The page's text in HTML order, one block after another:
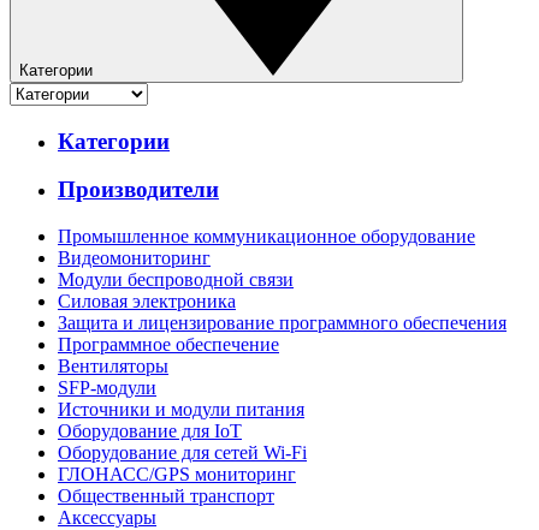
Категории
Категории
Производители
Промышленное коммуникационное оборудование
Видеомониторинг
Модули беспроводной связи
Силовая электроника
Защита и лицензирование программного обеспечения
Программное обеспечение
Вентиляторы
SFP-модули
Источники и модули питания
Оборудование для IoT
Оборудование для сетей Wi-Fi
ГЛОНАСС/GPS мониторинг
Общественный транспорт
Аксессуары